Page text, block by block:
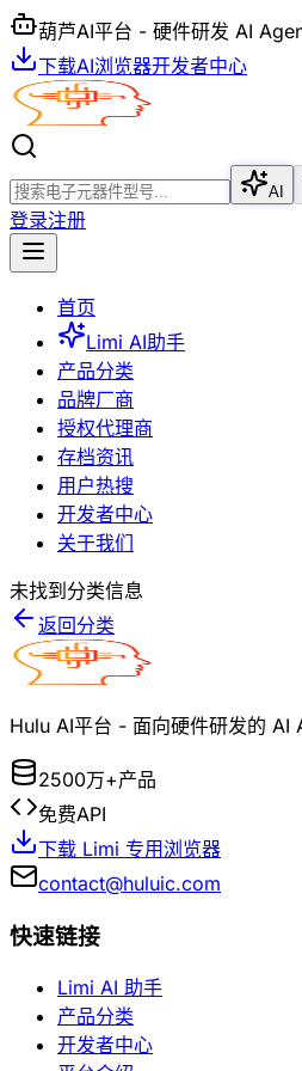
葫芦AI平台 - 硬件研发 AI
下载AI浏览器开发者中心
AI
登录注册
首页
Limi AI助手
产品分类
品牌厂商
授权代理商
存档资讯
用户热搜
开发者中心
关于我们
未找到分类信息
返回分类
Hulu AI平台 - 面向硬件研发的 AI
2500万+产品
免费API
下载 Limi 专用浏览器
contact@huluic.com
快速链接
Limi AI 助手
产品分类
开发者中心